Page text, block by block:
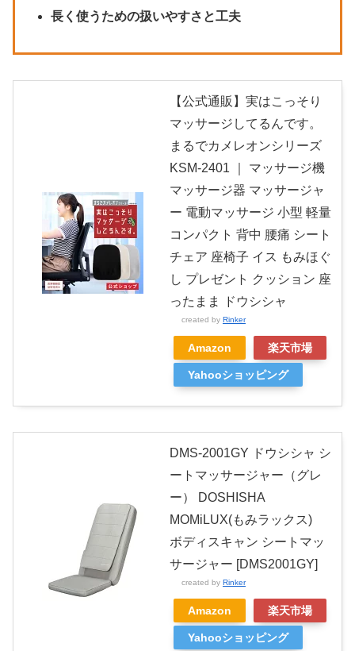
長く使うための扱いやすさと工夫
【公式通販】実はこっそり
マッサージしてるんです。
まるでカメレオンシリーズ
KSM-2401 ｜ マッサージ機
マッサージ器 マッサージャ
ー 電動マッサージ 小型 軽量
コンパクト 背中 腰痛 シート
チェア 座椅子 イス もみほぐ
し プレゼント クッション 座
ったまま ドウシシャ
created by Rinker
Amazon 楽天市場
Yahooショッピング
DMS-2001GY ドウシシャ シ
ートマッサージャー（グレ
ー） DOSHISHA
MOMiLUX(もみラックス)
ボディスキャン シートマッ
サージャー [DMS2001GY]
created by Rinker
Amazon 楽天市場
Yahooショッピング